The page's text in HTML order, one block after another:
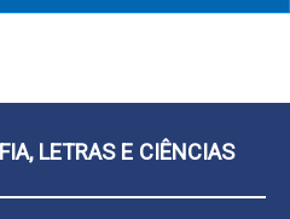
LETRAS E CIÊNCIAS